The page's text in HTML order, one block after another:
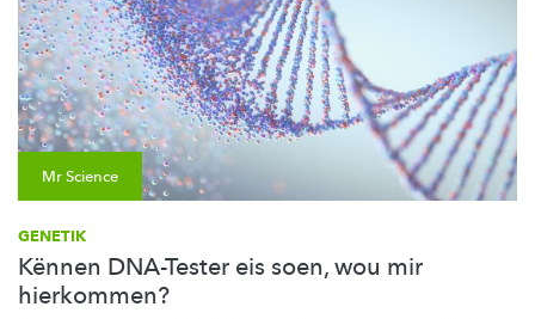
Mr Science
GENETIK
Kënnen DNA-Tester eis soen, wou mir
hierkommen?